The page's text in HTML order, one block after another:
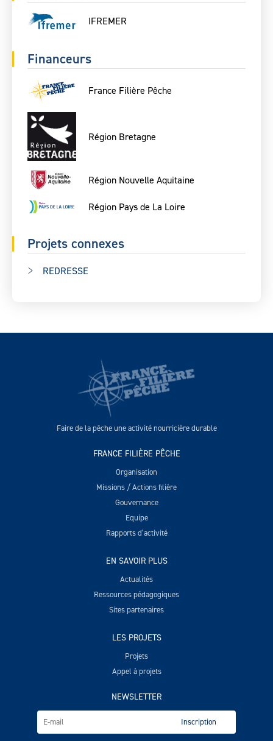
IFREMER
Financeurs
France Filière Pêche
Région Bretagne
Région Nouvelle Aquitaine
Région Pays de La Loire
Projets connexes
REDRESSE
Faire de la pêche une activité nourricière durable
FRANCE FILIÈRE PÊCHE
Organisation
Missions / Actions filière
Gouvernance
Equipe
Rapports d’activité
EN SAVOIR PLUS
Actualités
Ressources pédagogiques
Sites partenaires
LES PROJETS
Projets
Appel à projets
NEWSLETTER